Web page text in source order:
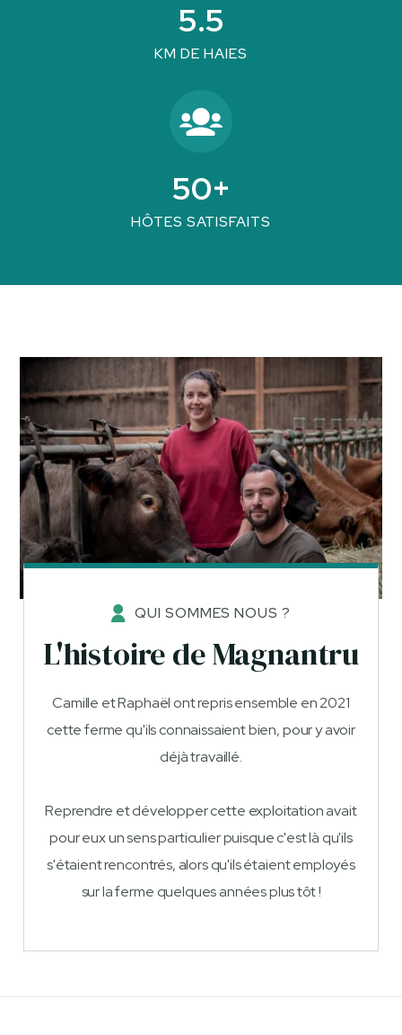
5.5
KM DE HAIES
50+
HÔTES SATISFAITS
QUI SOMMES NOUS ?
L'histoire de Magnantru
Camille et Raphaël ont repris ensemble en 2021
cette ferme qu'ils connaissaient bien, pour y avoir
déjà travaillé.
Reprendre et développer cette exploitation avait
pour eux un sens particulier puisque c'est là qu'ils
s'étaient rencontrés, alors qu'ils étaient employés
sur la ferme quelques années plus tôt !